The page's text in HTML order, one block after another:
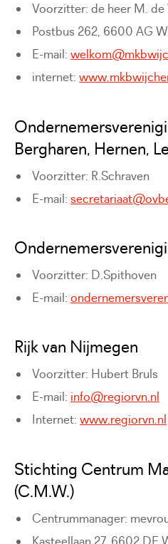
Voorzitter: de heer M.
Postbus 262, 6600 AG
E-mail:
internet:
Bergharen, Hernen,
Voorzitter: R.Schraven
E-mail:
Voorzitter: D.Spithoven
E-mail:
Rijk van Nijmegen
Voorzitter: Hubert Bruls
E-mail: info@regiorvn.nl
Internet:www.regiorvn.nl
Stichting Centrum
(C.M.W.)
Centrummanager: